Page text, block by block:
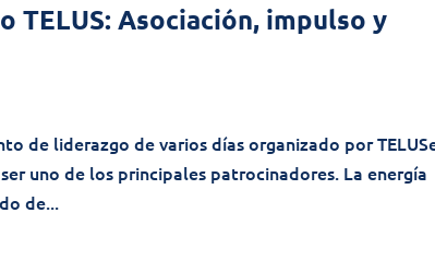
TELUS: Asociación, impulso y
de liderazgo de varios días organizado por
uno de los principales patrocinadores. La energía
de...